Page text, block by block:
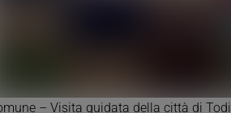
– Visita guidata della città di Todi